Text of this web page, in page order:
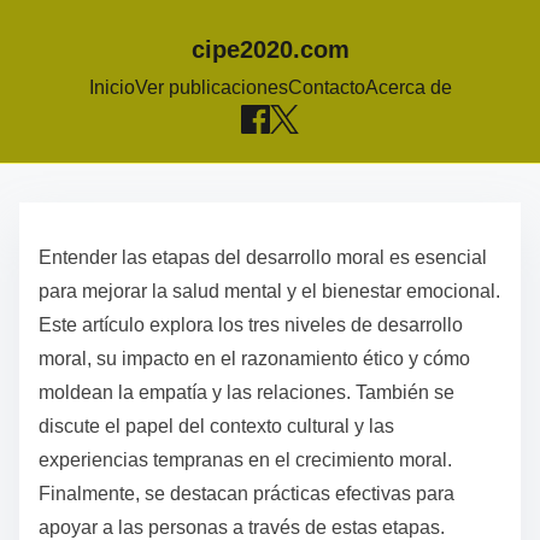
cipe2020.com
InicioVer publicacionesContactoAcerca de
Entender las etapas del desarrollo moral es esencial
para mejorar la salud mental y el bienestar emocional.
Este artículo explora los tres niveles de desarrollo
moral, su impacto en el razonamiento ético y cómo
moldean la empatía y las relaciones. También se
discute el papel del contexto cultural y las
experiencias tempranas en el crecimiento moral.
Finalmente, se destacan prácticas efectivas para
apoyar a las personas a través de estas etapas.